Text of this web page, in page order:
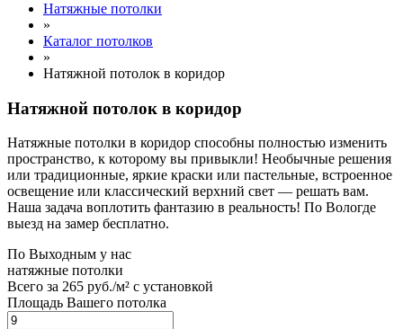
Натяжные потолки
»
Каталог потолков
»
Натяжной потолок в коридор
Натяжной потолок в коридор
Натяжные потолки в коридор способны полностью изменить
пространство, к которому вы привыкли! Необычные решения
или традиционные, яркие краски или пастельные, встроенное
освещение или классический верхний свет — решать вам.
Наша задача воплотить фантазию в реальность! По Вологде
выезд на замер бесплатно.
По Выходным у нас
натяжные потолки
Всего за 265 руб./м² с установкой
Площадь Вашего потолка